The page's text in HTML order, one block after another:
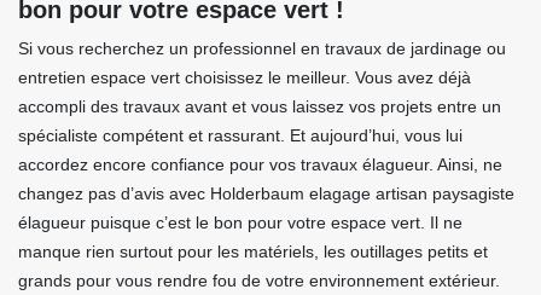
bon pour votre espace vert !
Si vous recherchez un professionnel en travaux de jardinage ou
entretien espace vert choisissez le meilleur. Vous avez déjà
accompli des travaux avant et vous laissez vos projets entre un
spécialiste compétent et rassurant. Et aujourd’hui, vous lui
accordez encore confiance pour vos travaux élagueur. Ainsi, ne
changez pas d’avis avec Holderbaum elagage artisan paysagiste
élagueur puisque c’est le bon pour votre espace vert. Il ne
manque rien surtout pour les matériels, les outillages petits et
grands pour vous rendre fou de votre environnement extérieur.